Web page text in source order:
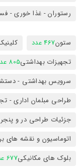
رستوران - غذا خوری -
ستون467 عدد
تجهیزات بهداشتی805 عدد
سرویس بهداشتی -
طراحی مبلمان اداری -
جزئیات طراحی در و
اتوماسیون و نقشه های
بلوک های مکانیکی677 عدد